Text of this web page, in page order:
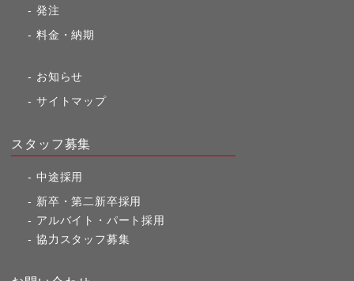
発注
料金・納期
お知らせ
サイトマップ
スタッフ募集
中途採用
新卒・第二新卒採用
アルバイト・パート採用
協力スタッフ募集